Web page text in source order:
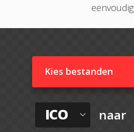
eenvoudig
Kies bestanden
ICO naar